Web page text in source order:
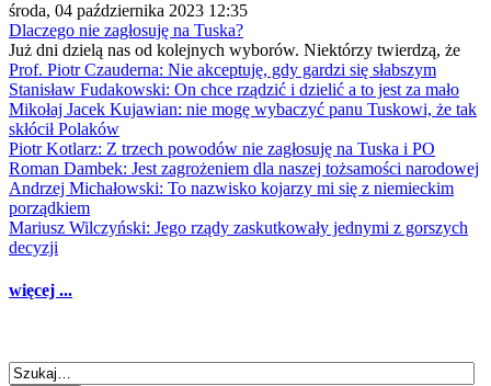
środa, 04 października 2023 12:35
Dlaczego nie zagłosuję na Tuska?
Już dni dzielą nas od kolejnych wyborów. Niektórzy twierdzą, że
Prof. Piotr Czauderna: Nie akceptuję, gdy gardzi się słabszym
Stanisław Fudakowski: On chce rządzić i dzielić a to jest za mało
Mikołaj Jacek Kujawian: nie mogę wybaczyć panu Tuskowi, że tak
skłócił Polaków
Piotr Kotlarz: Z trzech powodów nie zagłosuję na Tuska i PO
Roman Dambek: Jest zagrożeniem dla naszej tożsamości narodowej
Andrzej Michałowski: To nazwisko kojarzy mi się z niemieckim
porządkiem
Mariusz Wilczyński: Jego rządy zaskutkowały jednymi z gorszych
decyzji
więcej ...